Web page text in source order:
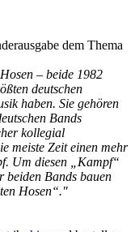
dem Thema
– beide 1982
deutschen
haben. Sie gehören
Bands
kollegial
meiste Zeit einen mehr
Um diesen „Kampf“
beiden Bands bauen
Hosen“."